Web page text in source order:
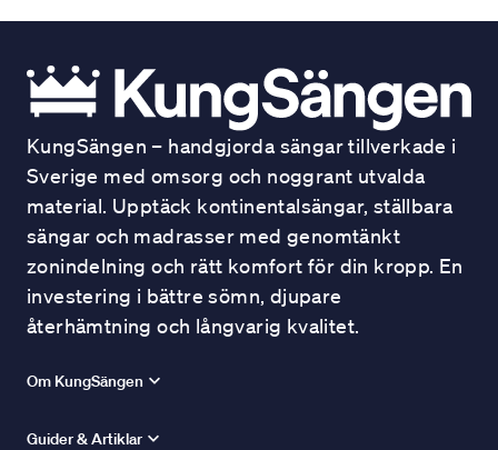
KungSängen – handgjorda sängar tillverkade i
Sverige med omsorg och noggrant utvalda
material. Upptäck kontinentalsängar, ställbara
sängar och madrasser med genomtänkt
zonindelning och rätt komfort för din kropp. En
investering i bättre sömn, djupare
återhämtning och långvarig kvalitet.
Om KungSängen
Guider & Artiklar